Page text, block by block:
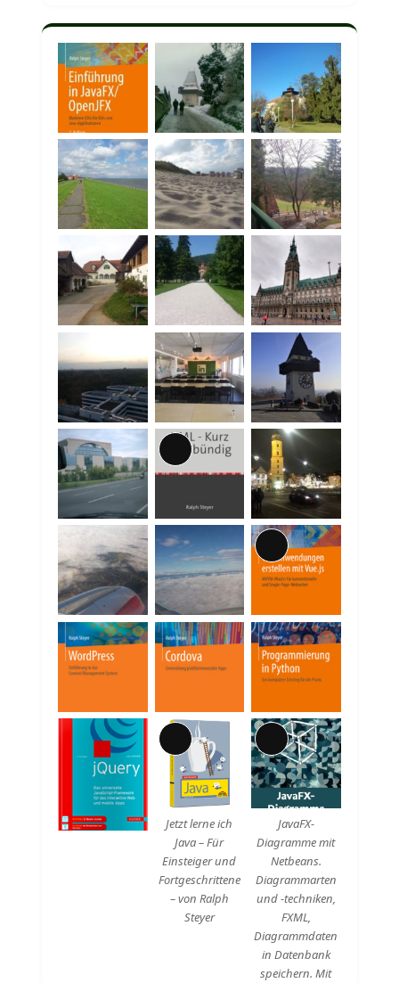
Lange
Beschreibung
Lange
Beschreibung
Lange
Beschreibung
Jetzt lerne ich
Java – Für
Einsteiger und
Fortgeschrittene
– von Ralph
Steyer
Lange
Beschreibung
JavaFX-
Diagramme mit
Netbeans.
Diagrammarten
und -techniken,
FXML,
Diagrammdaten
in Datenbank
speichern. Mit